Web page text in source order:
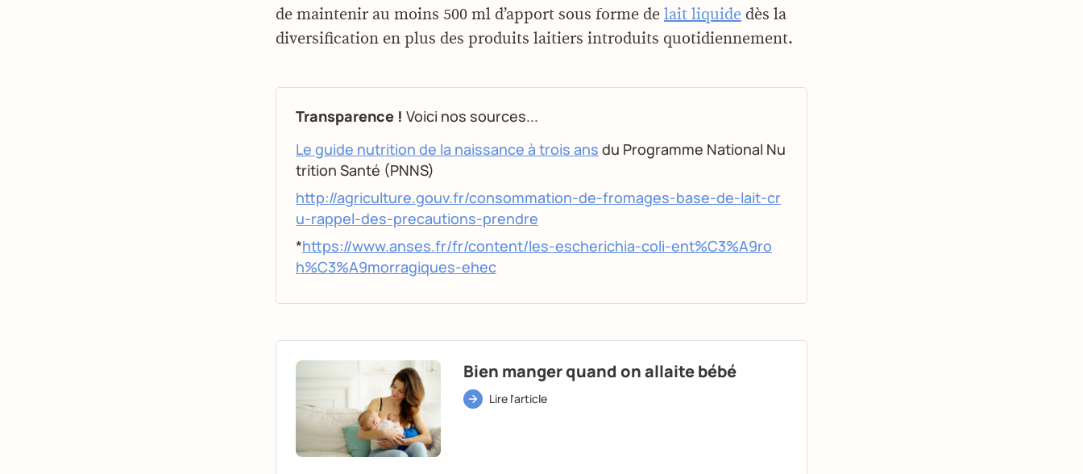
de maintenir au moins 500 ml d’apport sous forme de lait liquide dès la
diversification en plus des produits laitiers introduits quotidiennement.
Transparence ! Voici nos sources...
Le guide nutrition de la naissance à trois ans du Programme National Nu
trition Santé (PNNS)
http://agriculture.gouv.fr/consommation-de-fromages-base-de-lait-cr
u-rappel-des-precautions-prendre
*https://www.anses.fr/fr/content/les-escherichia-coli-ent%C3%A9ro
h%C3%A9morragiques-ehec
Bien manger quand on allaite bébé
Lire l'article